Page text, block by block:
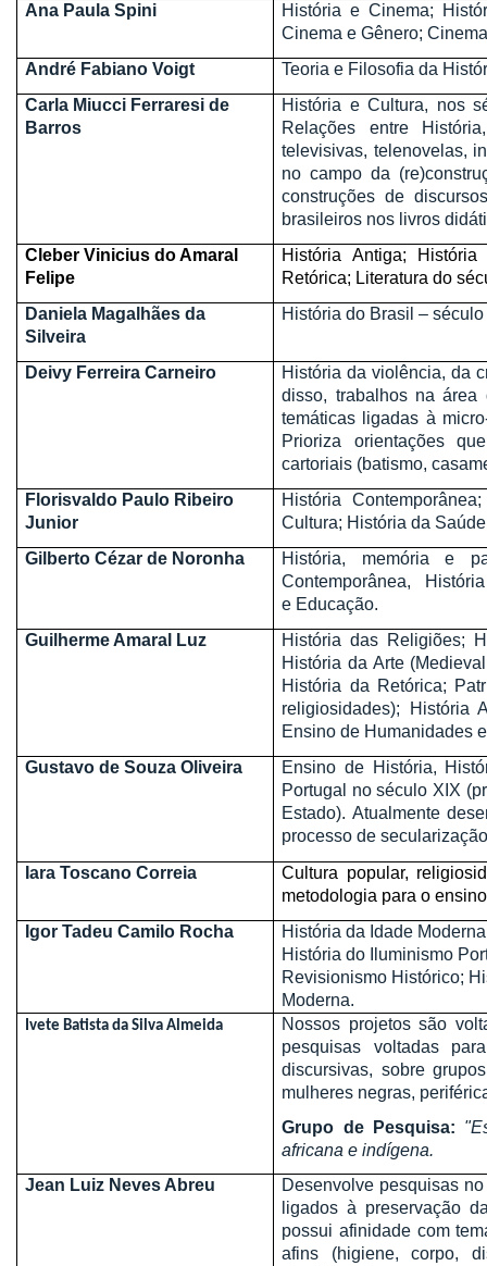
Ana Paula Spini
História e Cinema;
Cinema e Gênero;
André Fabiano Voigt
Teoria e Filosofia da
Carla Miucci Ferraresi de
Barros
História e Cultura, nos
Relações entre
televisivas, telenovelas,
no campo da
construções de
brasileiros nos livros
Cleber Vinicius do Amaral
Felipe
História Antiga;
Retórica; Literatura do
Daniela Magalhães da
Silveira
História do Brasil –
Deivy Ferreira Carneiro
História da violência, da
disso, trabalhos na
temáticas ligadas à
Prioriza orientações
cartoriais (batismo,
Florisvaldo Paulo Ribeiro
Junior
História
Cultura; História da
Gilberto Cézar de Noronha
História, memória e
Contemporânea,
e Educação.
Guilherme Amaral Luz
História das Religiões;
História da Arte
História da Retórica;
religiosidades); História
Ensino de Humanidades
Gustavo de Souza Oliveira
Ensino de História,
Portugal no século XIX
Estado). Atualmente
processo de
Iara Toscano Correia
Cultura popular,
metodologia para o
Igor Tadeu Camilo Rocha
História da Idade
História do Iluminismo
Revisionismo Histórico;
Moderna.
Ivete Batista da Silva Almeida
Nossos projetos são
pesquisas voltadas
discursivas, sobre
mulheres negras,
Grupo de Pesquisa:
africana e indígena.
Jean Luiz Neves Abreu
Desenvolve pesquisas
ligados à preservação
possui afinidade com
afins (higiene, corpo,